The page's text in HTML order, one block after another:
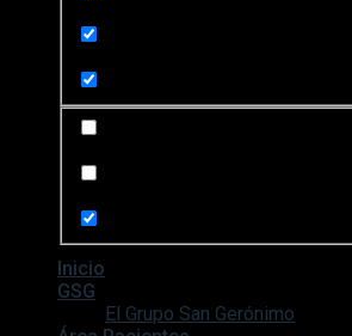
Inicio
GSG
El Grupo San Gerónimo